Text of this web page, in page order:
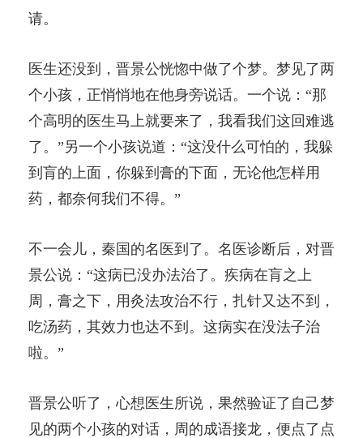
请。
医生还没到，晋景公恍惚中做了个梦。梦见了两
个小孩，正悄悄地在他身旁说话。一个说：“那
个高明的医生马上就要来了，我看我们这回难逃
了。”另一个小孩说道：“这没什么可怕的，我躲
到肓的上面，你躲到膏的下面，无论他怎样用
药，都奈何我们不得。”
不一会儿，秦国的名医到了。名医诊断后，对晋
景公说：“这病已没办法治了。疾病在肓之上
周，膏之下，用灸法攻治不行，扎针又达不到，
吃汤药，其效力也达不到。这病实在没法子治
啦。”
晋景公听了，心想医生所说，果然验证了自己梦
见的两个小孩的对话，周的成语接龙，便点了点